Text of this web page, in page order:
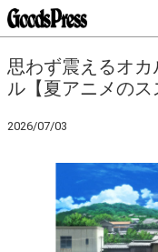
思わず震えるオカ
ル【夏アニメのス
2026/07/03